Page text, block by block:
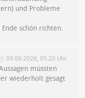
und Probleme
schön richten.
09.06.2026, 05:20 Uhr
müssten
wiederholt gesagt